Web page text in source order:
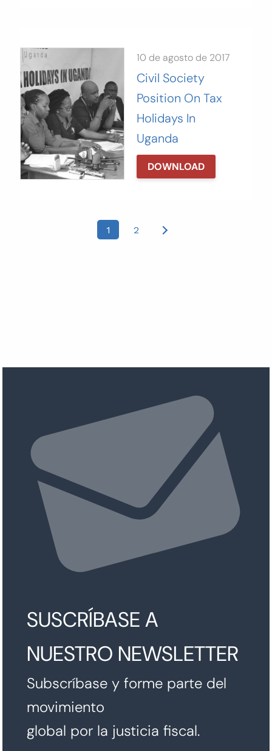
10 de agosto de 2017
Civil Society
Position On Tax
Holidays In
Uganda
DOWNLOAD
1 2
SUSCRÍBASE A
NUESTRO NEWSLETTER
Subscríbase y forme parte del
movimiento
global por la justicia fiscal.